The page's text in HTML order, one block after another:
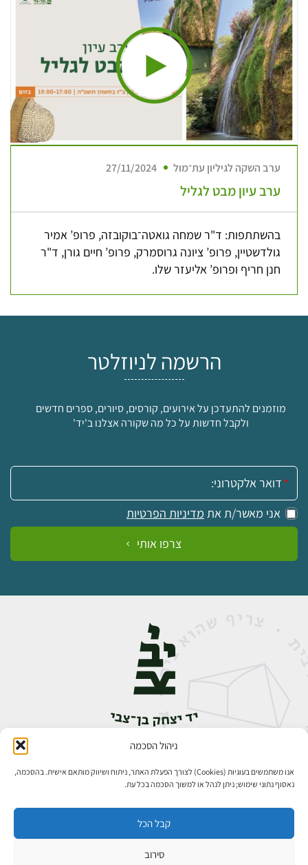
ניהול הסכמה
אנו משתמשים בעוגיות (Cookies) לצורך הפעלת האתר, ניתוח ושיווק מותאם אישית. בהסכמה,
נאסוף נתוני שימוש; ניתן לנהל או למשוך הסכמה בכל עת.
קבל הכל
סירוב
ערב השקה לגיליון עת־מול 27/11/2024
ערב עיון מבט לגליל
בהשתתפות: ד"ר שמחה גואטה־בוקובזה, פרופ’ אמיר
גולדשטיין, פרופ’ ציונה גרוסמרק, פרופ’ חיים גורן, ד"ר
חנן חריף ופרופ’ אליעזר שלו.
הרשמה לניוזלטר
מוזמנים להתעדכן על אירועים, קורסים, סיורים, ספרים חדשים
ולקבל חדשות על כל מה שקורה אצלנו ב'יד'
אימייל:
אני מאשר/ת את מדיניות הפרטיות
צרפו אותי
אבן גבירול 14, רחביה, ירושלים